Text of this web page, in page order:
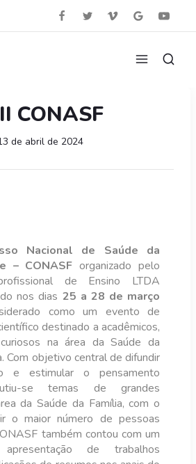
CONASF
de abril de 2024
Nacional de Saúde da
– CONASForganizado pelo
de Ensino LTDA
nos dias 25 a 28 de março
como um evento de
destinado a acadêmicos,
na área da Saúde da
Com objetivo central de difundir
e estimular o pensamento
se temas de grandes
da Saúde da Família, com o
o maior número de pessoas
também contou com um
de trabalhos